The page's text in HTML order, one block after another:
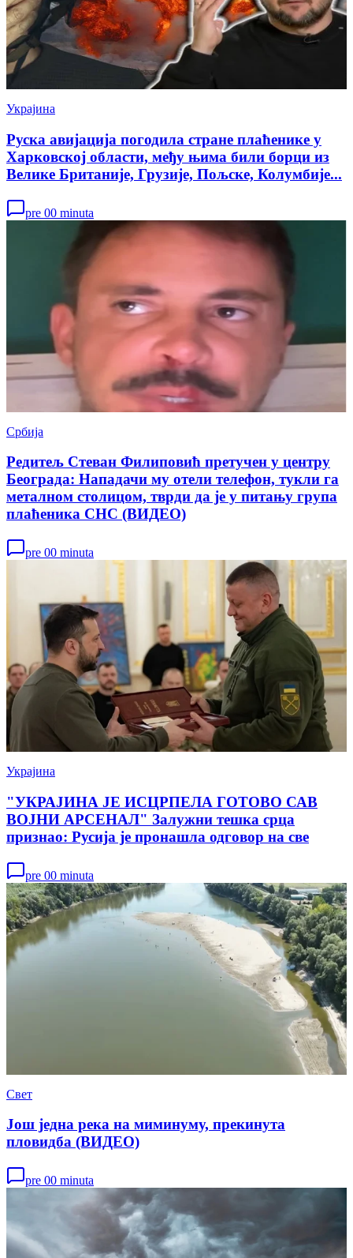
Украјина
Руска авијација погодила стране плаћенике у
Харковској области, међу њима били борци из
Велике Британије, Грузије, Пољске, Колумбије...
pre 00 minuta
Србија
Редитељ Стеван Филиповић претучен у центру
Београда: Нападачи му отели телефон, тукли га
металном столицом, тврди да је у питању група
плаћеника СНС (ВИДЕО)
pre 00 minuta
Украјина
"УКРАЈИНА ЈЕ ИСЦРПЕЛА ГОТОВО САВ
ВОЈНИ АРСЕНАЛ" Залужни тешка срца
признао: Русија је пронашла одговор на све
pre 00 minuta
Свет
Још једна река на миминуму, прекинута
пловидба (ВИДЕО)
pre 00 minuta